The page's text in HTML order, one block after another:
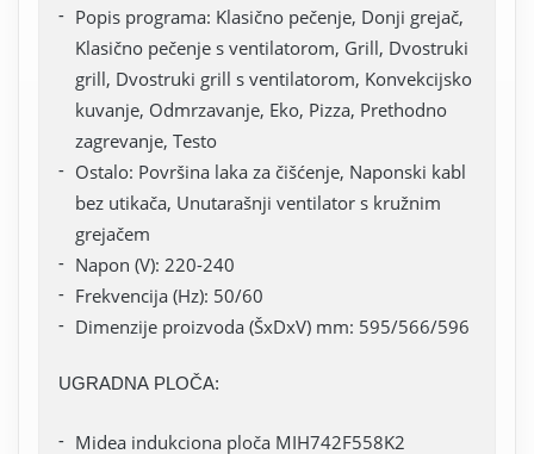
Popis programa: Klasično pečenje, Donji grejač,
Klasično pečenje s ventilatorom, Grill, Dvostruki
grill, Dvostruki grill s ventilatorom, Konvekcijsko
kuvanje, Odmrzavanje, Eko, Pizza, Prethodno
zagrevanje, Testo
Ostalo: Površina laka za čišćenje, Naponski kabl
bez utikača, Unutarašnji ventilator s kružnim
grejačem
Napon (V): 220-240
Frekvencija (Hz): 50/60
Dimenzije proizvoda (ŠxDxV) mm: 595/566/596
UGRADNA PLOČA:
Midea indukciona ploča MIH742F558K2